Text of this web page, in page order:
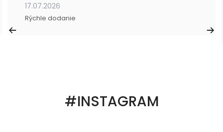
17.07.2026
Rýchle dodanie
#INSTAGRAM